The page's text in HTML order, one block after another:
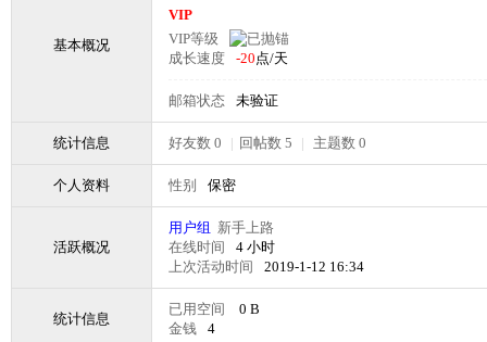
基本概况
VIP
VIP等级
成长速度
-20点/天
邮箱状态 未验证
统计信息 好友数 0 | 回帖数 5 | 主题数 0
个人资料 性别 保密
活跃概况
用户组 新手上路
在线时间
4 小时
上次活动时间
2019-1-12 16:34
统计信息
已用空间
0 B
金钱
4